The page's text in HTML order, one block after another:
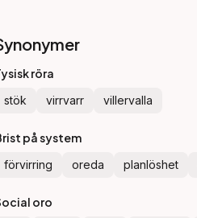
röra
stök virrvarr villervalla
på system
förvirring oreda planlöshet
oro